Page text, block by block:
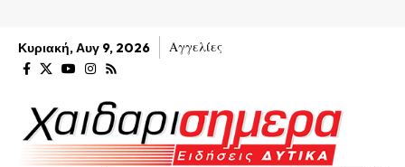
Κυριακή, Αυγ 9, 2026 Αγγελίες